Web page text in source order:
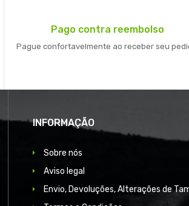
Pago contra reembolso
Pague confortavelmente ao receber seu
INFORMAÇÃO
Sobre nós
Aviso legal
Envio, Devoluções, Alterações de